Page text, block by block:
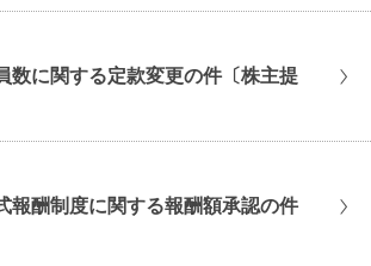
数に関する定款変更の件〔株主提
報酬制度に関する報酬額承認の件